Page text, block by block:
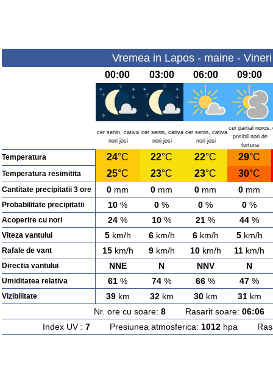
Vremea in Lapos - maine -
00:00 03:00 06:00 09:00
cer senin, cativa
nori josi
cer senin, cativa
nori josi
cer senin, cativa
nori josi
cer partial noros,
posibil nori de
furtuna
Temperatura 24°C 22°C 22°C 29°C
Temperatura resimitita 25°C 23°C 23°C 30°C
Cantitate precipitatii 3 ore 0 mm 0 mm 0 mm 0 mm
Probabilitate precipitatii 10 % 0 % 0 % 0 %
Acoperire cu nori 24 % 10 % 21 % 44 %
Viteza vantului 5km/h 6km/h 6km/h 5km/h
Rafale de vant 15km/h 9km/h 10km/h 11 km/h
Directia vantului NNE N NNV N
Umiditatea relativa 61 % 74 % 66 % 47 %
Vizibilitate 39km 32km 30km 31km
Nr. ore cu soare: 8Rasarit soare: 06:06
Index UV : 7 Presiunea atmosferica: 1012 hpa